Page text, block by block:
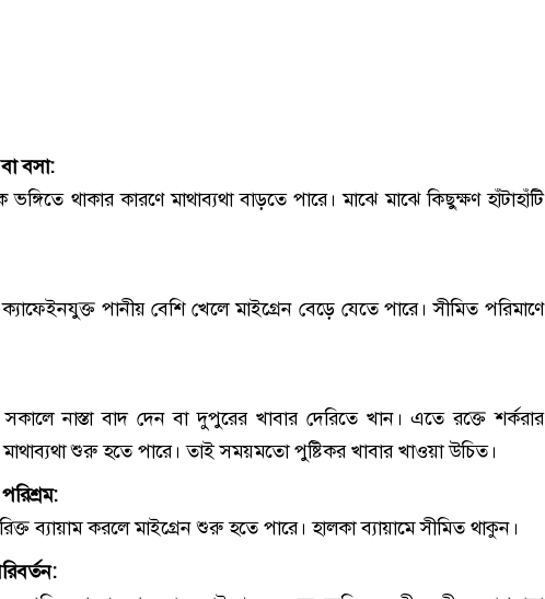
বসা:
থাকার কারণে মাথাব্যথা বাড়তে পারে। মাঝে মাঝে কিছুক্ষণ হাঁটাহাঁটি
পানীয় বেশি খেলে মাইগ্রেন বেড়ে যেতে পারে। সীমিত পরিমাণে
নাস্তা বাদ দেন বা দুপুরের খাবার দেরিতে খান। এতে রক্তে শর্করার
শুরু হতে পারে। তাই সময়মতো পুষ্টিকর খাবার খাওয়া উচিত।
ব্যায়াম করলে মাইগ্রেন শুরু হতে পারে। হালকা ব্যায়ামে সীমিত থাকুন।